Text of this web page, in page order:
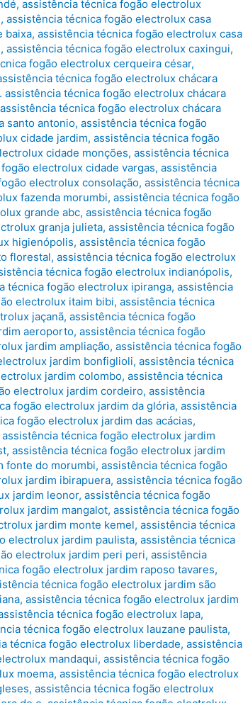
, assistência técnica fogão electrolux
, assistência técnica fogão electrolux casa
baixa, assistência técnica fogão electrolux casa
, assistência técnica fogão electrolux caxingui,
fogão electrolux cerqueira césar,
técnica fogão electrolux chácara
técnica fogão electrolux chácara
assistência técnica fogão electrolux chácara
santo antonio, assistência técnica fogão
cidade jardim, assistência técnica fogão
cidade monções, assistência técnica
electrolux cidade vargas, assistência
electrolux consolação, assistência técnica
fazenda morumbi, assistência técnica fogão
grande abc, assistência técnica fogão
granja julieta, assistência técnica fogão
higienópolis, assistência técnica fogão
florestal, assistência técnica fogão electrolux
técnica fogão electrolux indianópolis,
técnica fogão electrolux ipiranga, assistência
electrolux itaim bibi, assistência técnica
jaçanã, assistência técnica fogão
aeroporto, assistência técnica fogão
jardim ampliação, assistência técnica fogão
jardim bonfiglioli, assistência técnica
jardim colombo, assistência técnica
electrolux jardim cordeiro, assistência
fogão electrolux jardim da glória, assistência
fogão electrolux jardim das acácias,
assistência técnica fogão electrolux jardim
, assistência técnica fogão electrolux jardim
fonte do morumbi, assistência técnica fogão
jardim ibirapuera, assistência técnica fogão
jardim leonor, assistência técnica fogão
jardim mangalot, assistência técnica fogão
jardim monte kemel, assistência técnica
electrolux jardim paulista, assistência técnica
electrolux jardim peri peri, assistência
fogão electrolux jardim raposo tavares,
técnica fogão electrolux jardim são
, assistência técnica fogão electrolux jardim
técnica fogão electrolux lapa,
técnica fogão electrolux lauzane paulista,
técnica fogão electrolux liberdade, assistência
mandaqui, assistência técnica fogão
moema, assistência técnica fogão electrolux
, assistência técnica fogão electrolux